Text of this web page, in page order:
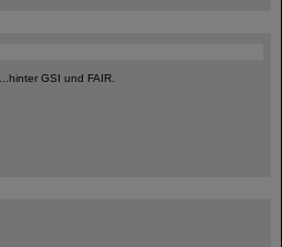
...hinter GSI und FAIR.